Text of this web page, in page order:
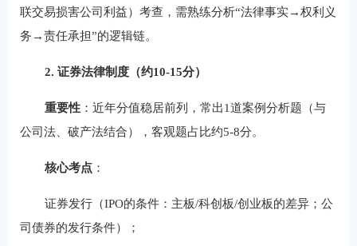
联交易损害公司利益）考查，需熟练分析“法律事实→权利义
务→责任承担”的逻辑链。
2. 证券法律制度（约10-15分）
重要性：近年分值稳居前列，常出1道案例分析题（与
公司法、破产法结合），客观题占比约5-8分。
核心考点：
证券发行（IPO的条件：主板/科创板/创业板的差异；公
司债券的发行条件）；